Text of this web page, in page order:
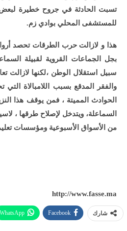
تسبت الحادثة في جروح خطيرة لبعض
للمستشفى المحلي بوادي زم.
هذا و لازالت حرب الطرقات تحصد
بجل الجماعات القروية لقبيلة
سبيل استقلال الوطن ،لكنها لازالت
والفقر المدقع بسبب اللامبالاة
الحوادث المميتة ، فمن يوقف هذا
السماعلة، ويتدخل لإصلاح طرقها ،
من الأسواق الأسبوعية ومؤسسات
http://www.fasse.ma
شارك Facebook
WhatsApp